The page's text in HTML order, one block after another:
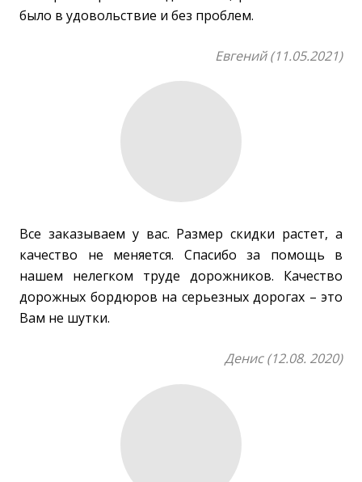
было в удовольствие и без проблем.
Евгений (11.05.2021)
Все заказываем у вас. Размер скидки растет, а
качество не меняется. Спасибо за помощь в
нашем нелегком труде дорожников. Качество
дорожных бордюров на серьезных дорогах – это
Вам не шутки.
Денис (12.08. 2020)